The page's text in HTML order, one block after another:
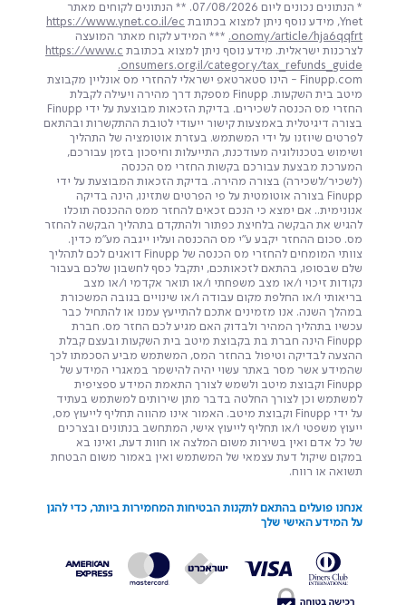
* הנתונים נכונים ליום 07/08/2026. ** הנתונים לקוחים מאתר
Ynet, מידע נוסף ניתן למצוא בכתובת
https://www.ynet.co.il/ec
onomy/article/hja6qqfrt.
*** המידע לקוח מאתר המועצה
לצרכנות ישראלית. מידע נוסף ניתן למצוא בכתובת https://www.c
onsumers.org.il/category/tax_refunds_guide.
Finupp.com - הינו סטארטאפ ישראלי להחזרי מס אונליין מקבוצת
מיטב בית השקעות. Finupp מספקת דרך מהירה ויעילה לקבלת
החזרי מס הכנסה לשכירים. בדיקת הזכאות מבוצעת על ידי Finupp
בצורה דיגיטלית באמצעות קישור ייעודי לטובת ההתקשרות ובהתאם
לפרטים שיוזנו על ידי המשתמש. בעזרת אוטומציה של התהליך
ושימוש בטכנולוגיה מעודכנת, התייעלות וחיסכון בזמן עבורכם,
המערכת מבצעת עבורכם בקשות החזרי מס הכנסה
(לשכיר/לשכירה) בצורה מהירה. בדיקת הזכאות המבוצעת על ידי
Finupp בצורה אוטומטית על פי הפרטים שתזינו, הינה בדיקה
אנונימית.. אם ימצא כי הנכם זכאים להחזר ממס ההכנסה תוכלו
להגיש את הבקשה בלחיצת כפתור ולהתקדם בתהליך הבקשה להחזר
מס. סכום ההחזר יקבע ע"י מס ההכנסה ועליו ייגבה מע"מ כדין.
צוותי המומחים להחזרי מס הכנסה של Finupp דואגים לכם לתהליך
שלם שבסופו, בהתאם לזכאותכם, יתקבל כסף לחשבון שלכם בעבור
נקודות זיכוי ו/או מצב משפחתי ו/או תואר אקדמי ו/או מצב
בריאותי ו/או החלפת מקום עבודה ו/או שינויים בגובה המשכורת
במהלך השנה. אנו מזמינים אתכם להתייעץ עמנו או להתחיל כבר
עכשיו בתהליך המהיר ולבדוק האם מגיע לכם החזר מס. חברת
Finupp הינה חברת בת בקבוצת מיטב בית השקעות ובעצם קבלת
ההצעה לבדיקה וטיפול בהחזר המס, המשתמש מביע הסכמתו לכך
שהמידע אשר מסר באתר עשוי יהיה להישמר במאגרי המידע של
Finupp וקבוצת מיטב ולשמש לצורך התאמת המידע ספציפית
למשתמש וכן לצורך החלטה בדבר מתן שירותים למשתמש בעתיד
על ידי Finupp וקבוצת מיטב. האמור אינו מהווה תחליף לייעוץ מס,
ייעוץ משפטי ו/או תחליף לייעוץ אישי, המתחשב בנתונים ובצרכים
של כל אדם ואין בשירות משום המלצה או חוות דעת, ואינו בא
במקום שיקול דעת עצמאי של המשתמש ואין באמור משום הבטחת
תשואה או רווח.
אנחנו פועלים בהתאם לתקנות הבטיחות המחמירות ביותר, כדי להגן
על המידע האישי שלך